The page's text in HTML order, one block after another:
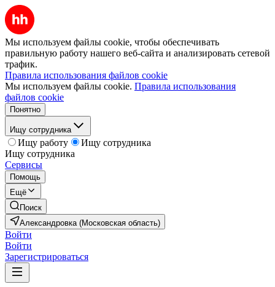
Мы используем файлы cookie, чтобы обеспечивать
правильную работу нашего веб-сайта и анализировать сетевой
трафик.
Правила использования файлов cookie
Мы используем файлы cookie. Правила использования
файлов cookie
Понятно
Ищу сотрудника
Ищу работу
Ищу сотрудника
Ищу сотрудника
Сервисы
Помощь
Ещё
Поиск
Александровка (Московская область)
Войти
Войти
Зарегистрироваться